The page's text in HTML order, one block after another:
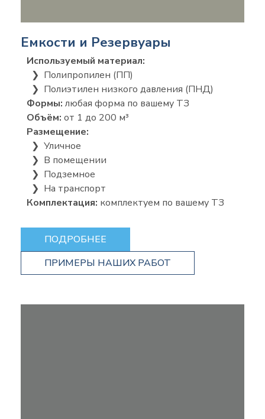
Емкости и Резервуары
Используемый материал:
❯ Полипропилен (ПП)
❯ Полиэтилен низкого давления (ПНД)
Формы: любая форма по вашему ТЗ
Объём: от 1 до 200 м³
Размещение:
❯ Уличное
❯ В помещении
❯ Подземное
❯ На транспорт
Комплектация: комплектуем по вашему ТЗ
ПОДРОБНЕЕ
ПРИМЕРЫ НАШИХ РАБОТ